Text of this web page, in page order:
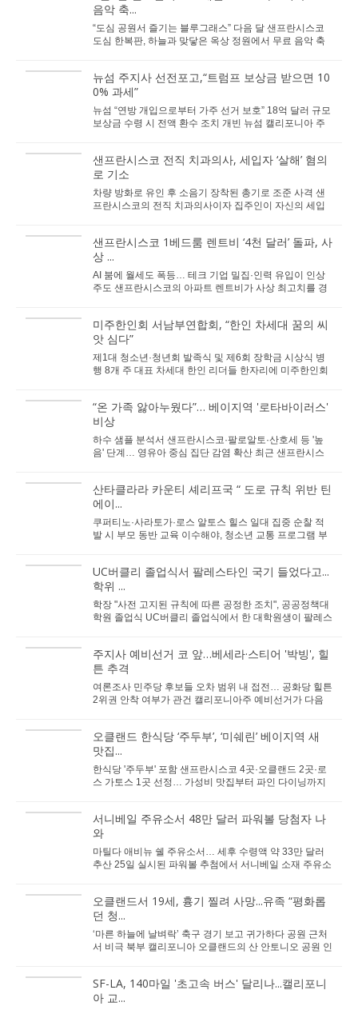
음악 축...
“도심 공원서 즐기는 블루그래스” 다음 달 샌프란시스코
도심 한복판, 하늘과 맞닿은 옥상 정원에서 무료 음악 축
뉴섬 주지사 선전포고,“트럼프 보상금 받으면 10
0% 과세”
뉴섬 “연방 개입으로부터 가주 선거 보호” 18억 달러 규모
보상금 수령 시 전액 환수 조치 개빈 뉴섬 캘리포니아 주
샌프란시스코 전직 치과의사, 세입자 ‘살해’ 혐의
로 기소
차량 방화로 유인 후 소음기 장착된 총기로 조준 사격 샌
프란시스코의 전직 치과의사이자 집주인이 자신의 세입
샌프란시스코 1베드룸 렌트비 ‘4천 달러’ 돌파, 사
상 ...
AI 붐에 월세도 폭등… 테크 기업 밀집·인력 유입이 인상
주도 샌프란시스코의 아파트 렌트비가 사상 최고치를 경
미주한인회 서남부연합회, “한인 차세대 꿈의 씨
앗 심다”
제1대 청소년·청년회 발족식 및 제6회 장학금 시상식 병
행 8개 주 대표 차세대 한인 리더들 한자리에 미주한인회
“온 가족 앓아누웠다”… 베이지역 '로타바이러스'
비상
하수 샘플 분석서 샌프란시스코·팔로알토·산호세 등 '높
음' 단계… 영유아 중심 집단 감염 확산 최근 샌프란시스
산타클라라 카운티 셰리프국 “ 도로 규칙 위반 틴
에이...
쿠퍼티노·사라토가·로스 알토스 힐스 일대 집중 순찰 적
발 시 부모 동반 교육 이수해야, 청소년 교통 프로그램 부
UC버클리 졸업식서 팔레스타인 국기 들었다고...
학위 ...
학장 "사전 고지된 규칙에 따른 공정한 조치", 공공정책대
학원 졸업식 UC버클리 졸업식에서 한 대학원생이 팔레스
주지사 예비선거 코 앞…베세라·스티어 '박빙', 힐
튼 추격
여론조사 민주당 후보들 오차 범위 내 접전… 공화당 힐튼
2위권 안착 여부가 관건 캘리포니아주 예비선거가 다음
오클랜드 한식당 ‘주두부’, ‘미쉐린’ 베이지역 새
맛집...
한식당 '주두부' 포함 샌프란시스코 4곳·오클랜드 2곳·로
스 가토스 1곳 선정… 가성비 맛집부터 파인 다이닝까지
서니베일 주유소서 48만 달러 파워볼 당첨자 나
와
마틸다 애비뉴 쉘 주유소서… 세후 수령액 약 33만 달러
추산 25일 실시된 파워볼 추첨에서 서니베일 소재 주유소
오클랜드서 19세, 흉기 찔려 사망...유족 “평화롭
던 청...
‘마른 하늘에 날벼락’ 축구 경기 보고 귀가하다 공원 근처
서 비극 북부 캘리포니아 오클랜드의 산 안토니오 공원 인
SF-LA, 140마일 '초고속 버스' 달리나...캘리포니
아 교...